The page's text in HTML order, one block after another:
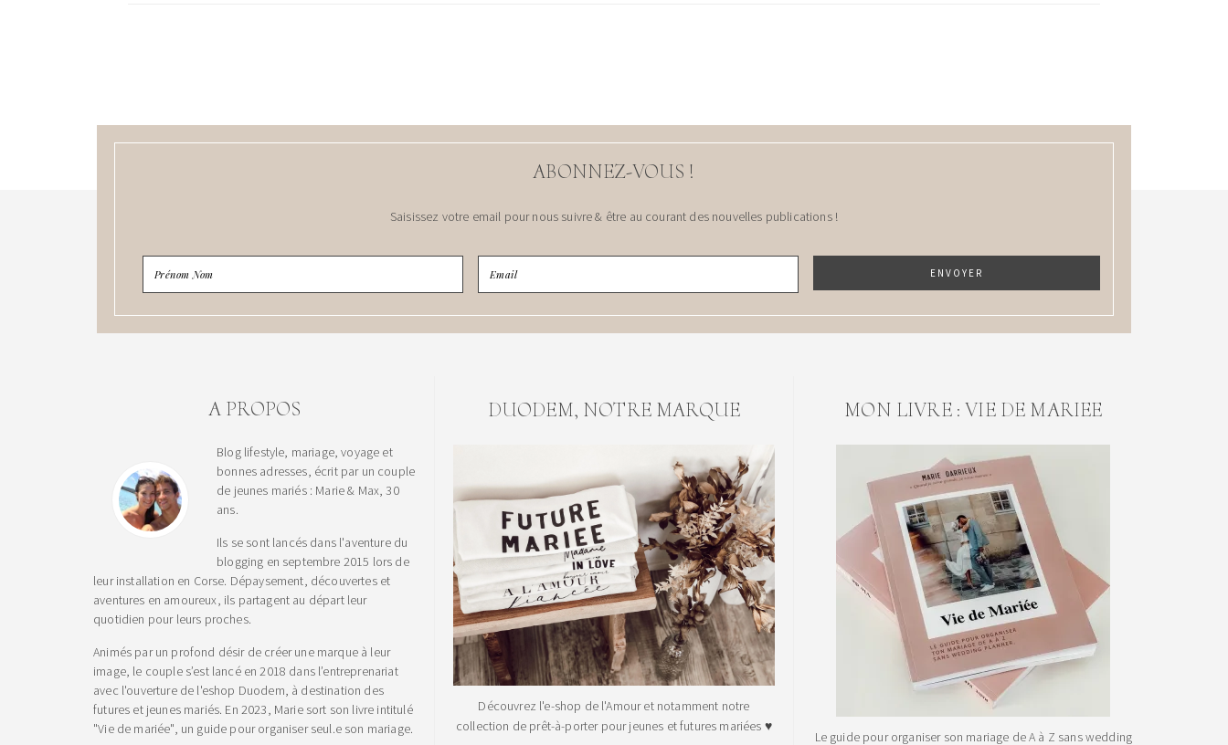
ABONNEZ-VOUS !
Saisissez votre email pour nous suivre & être au courant des nouvelles publications !
A PROPOS
Blog lifestyle, mariage, voyage et
bonnes adresses, écrit par un couple
de jeunes mariés : Marie & Max, 30
ans.
Ils se sont lancés dans l'aventure du
blogging en septembre 2015 lors de
leur installation en Corse. Dépaysement, découvertes et
aventures en amoureux, ils partagent au départ leur
quotidien pour leurs proches.
Animés par un profond désir de créer une marque à leur
image, le couple s’est lancé en 2018 dans l’entreprenariat
avec l'ouverture de l'eshop Duodem, à destination des
futures et jeunes mariés. En 2023, Marie sort son livre intitulé
"Vie de mariée", un guide pour organiser seul.e son mariage.
DUODEM, NOTRE MARQUE
Découvrez l'e-shop de l'Amour et notamment notre
collection de prêt-à-porter pour jeunes et futures mariées ♥
MON LIVRE : VIE DE MARIEE
Le guide pour organiser son mariage de A à Z sans wedding